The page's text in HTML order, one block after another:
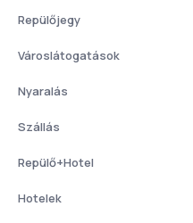
Repülőjegy
Városlátogatások
Nyaralás
Szállás
Repülő+Hotel
Hotelek